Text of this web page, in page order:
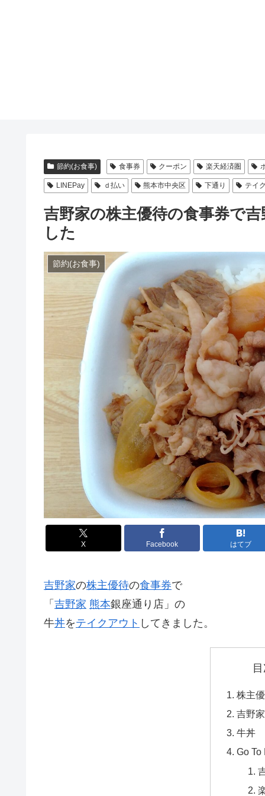
節約(お食事) 食事券 クーポン 楽天経済圏
LINEPay ｄ払い 熊本市中央区 下通り テイ
吉野家の株主優待の食事券で
した
節約(お食事)
X Facebook はてブ
吉野家の株主優待の食事券で
「 吉野家 熊本銀座通り店」の
牛丼をテイクアウト してきました。
株主
吉野
牛丼
Go To